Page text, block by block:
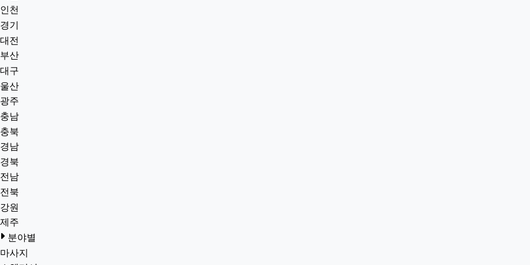
인천
경기
대전
부산
대구
울산
광주
충남
충북
경남
경북
전남
전북
강원
제주
분야별
마사지